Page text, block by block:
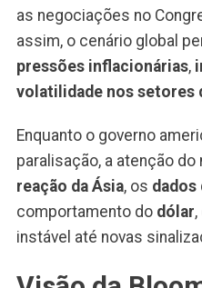
as negociações no
assim, o cenário global
pressões inflacionárias,
volatilidade nos setores
Enquanto o governo
paralisação, a atenção
reação da Ásia, os dados
comportamento do dólar
instável até novas